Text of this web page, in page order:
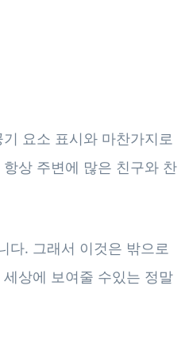
요소 표시와 마찬가지로
상 주변에 많은 친구와 찬
다. 그래서 이것은 밖으로
상에 보여줄 수있는 정말